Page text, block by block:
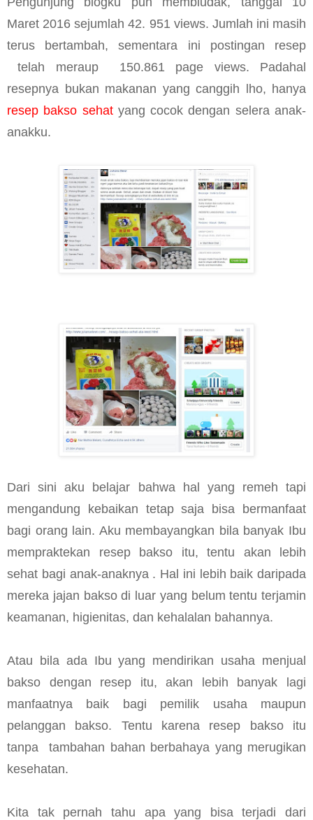
Maret 2016 sejumlah 42. 951 views. Jumlah ini masih
terus bertambah, sementara ini postingan resep
telah meraup 150.861 page views. Padahal
resepnya bukan makanan yang canggih lho, hanya
resep bakso sehat yang cocok dengan selera anak-
anakku.
Dari sini aku belajar bahwa hal yang remeh tapi
mengandung kebaikan tetap saja bisa bermanfaat
bagi orang lain. Aku membayangkan bila banyak Ibu
mempraktekan resep bakso itu, tentu akan lebih
sehat bagi anak-anaknya . Hal ini lebih baik daripada
mereka jajan bakso di luar yang belum tentu terjamin
keamanan, higienitas, dan kehalalan bahannya.
Atau bila ada Ibu yang mendirikan usaha menjual
bakso dengan resep itu, akan lebih banyak lagi
manfaatnya baik bagi pemilik usaha maupun
pelanggan bakso. Tentu karena resep bakso itu
tanpa
tambahan bahan berbahaya yang merugikan
kesehatan.
Kita tak pernah tahu apa yang bisa terjadi dari